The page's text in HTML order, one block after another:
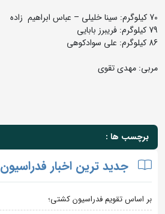
70 کیلوگرم: سینا خلیلی – عباس ابراهیم زاده
79 کیلوگرم: فریبرز بابایی
86 کیلوگرم: علی سوادکوهی
مربی: مهدی تقوی
برچسب ها :
جدید ترین اخبار فدراسیون
بر اساس تقویم فدراسیون کشتی؛